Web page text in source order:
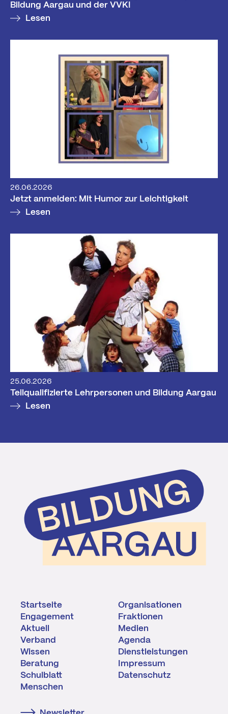
Bildung Aargau und der VVK!
Lesen
26.06.2026
Jetzt anmelden: Mit Humor zur Leichtigkeit
Lesen
25.06.2026
Teilqualifizierte Lehrpersonen und Bildung Aargau
Lesen
Startseite
Engagement
Aktuell
Verband
Wissen
Beratung
Schulblatt
Menschen
Organisationen
Fraktionen
Medien
Agenda
Dienstleistungen
Impressum
Datenschutz